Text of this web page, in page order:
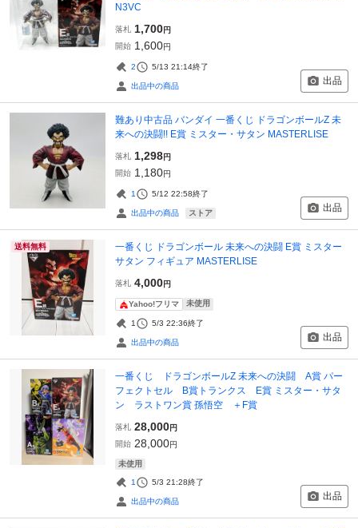
N3VC
落札 1,700円
開始 1,600円
2 5/13 21:14終了
出品中の商品 出品
難あり中古品 バンダイ 一番くじ ドラゴンボールZ 未
来への決闘!! E賞 ミスター・サタン MASTERLISE
落札 1,298円
開始 1,180円
1 5/12 22:58終了
出品中の商品 ストア 出品
送料無料
一番くじ ドラゴンボール 未来への決闘 E賞 ミスター
サタン フィギュア MASTERLISE
落札 4,000円
Yahoo!フリマ 未使用
1 5/3 22:36終了
出品中の商品 出品
一番くじ ドラゴンボールZ 未来への決闘 A賞 パー
フェクトセル B賞トランクス E賞 ミスター・サタ
ン ラストワン賞 孫悟空 ＋F賞
落札 28,000円
開始 28,000円
未使用
1 5/3 21:28終了
出品中の商品 出品